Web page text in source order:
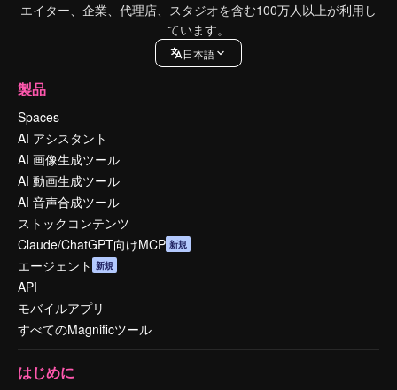
エイター、企業、代理店、スタジオを含む100万人以上が利用し
ています。
日本語
製品
Spaces
AI アシスタント
AI 画像生成ツール
AI 動画生成ツール
AI 音声合成ツール
ストックコンテンツ
Claude/ChatGPT向けMCP 新規
エージェント 新規
API
モバイルアプリ
すべてのMagnificツール
はじめに